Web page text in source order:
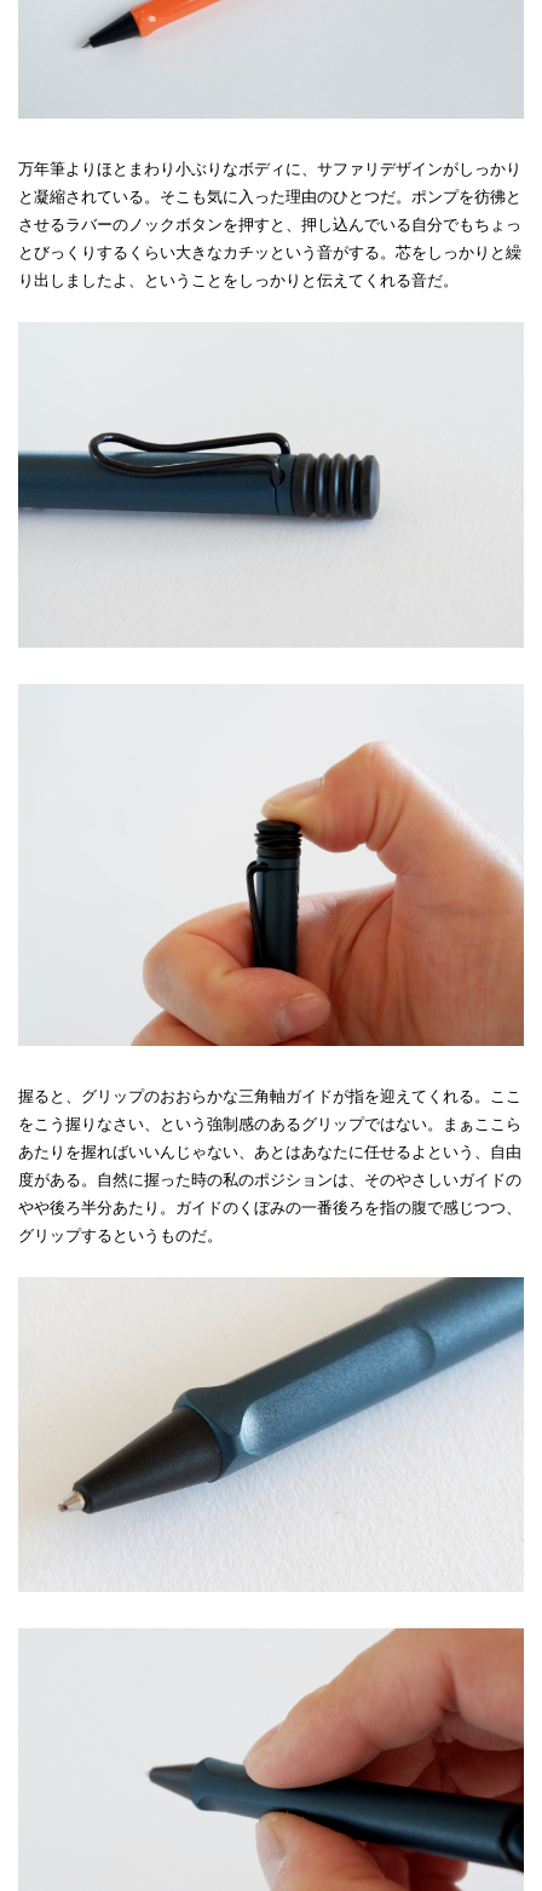
万年筆よりほとまわり小ぶりなボディに、サファリデザインがしっかり
と凝縮されている。そこも気に入った理由のひとつだ。ポンプを彷彿と
させるラバーのノックボタンを押すと、押し込んでいる自分でもちょっ
とびっくりするくらい大きなカチッという音がする。芯をしっかりと繰
り出しましたよ、ということをしっかりと伝えてくれる音だ。
握ると、グリップのおおらかな三角軸ガイドが指を迎えてくれる。ここ
をこう握りなさい、という強制感のあるグリップではない。まぁここら
あたりを握ればいいんじゃない、あとはあなたに任せるよという、自由
度がある。自然に握った時の私のポジションは、そのやさしいガイドの
やや後ろ半分あたり。ガイドのくぼみの一番後ろを指の腹で感じつつ、
グリップするというものだ。